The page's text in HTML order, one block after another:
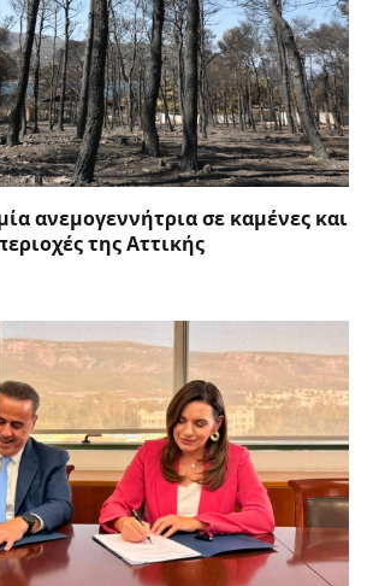
ανεμογεννήτρια σε καμένες και
της Αττικής